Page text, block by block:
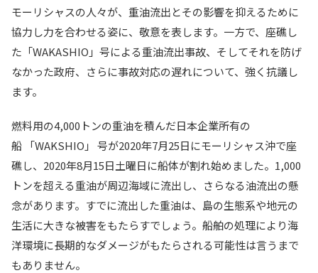
モーリシャスの人々が、重油流出とその影響を抑えるために
協力し力を合わせる姿に、敬意を表します。一方で、座礁し
た「WAKASHIO」号による重油流出事故、そしてそれを防げ
なかった政府、さらに事故対応の遅れについて、強く抗議し
ます。
燃料用の4,000トンの重油を積んだ日本企業所有の
船 「WAKSHIO」 号が2020年7月25日にモーリシャス沖で座
礁し、2020年8月15日土曜日に船体が割れ始めました。1,000
トンを超える重油が周辺海域に流出し、さらなる油流出の懸
念があります。すでに流出した重油は、島の生態系や地元の
生活に大きな被害をもたらすでしょう。船舶の処理により海
洋環境に長期的なダメージがもたらされる可能性は言うまで
もありません。